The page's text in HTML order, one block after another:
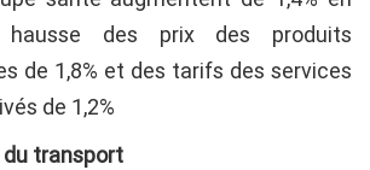
des prix des produits
de 1,8% et des tarifs des services
de 1,2%
du transport